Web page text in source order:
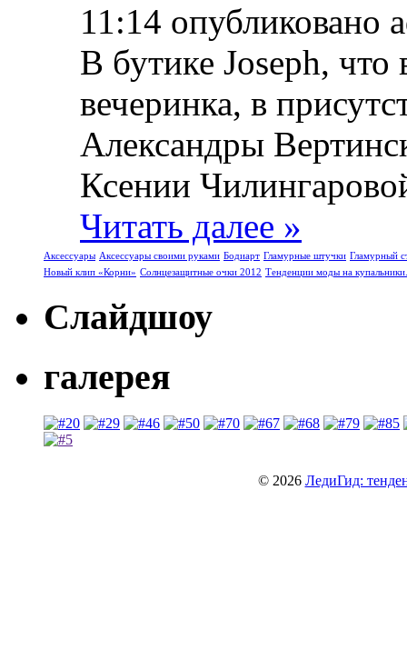
11:14 опубликовано
В бутике Joseph, что
вечеринка, в
Александры
Ксении
Читать далее »
Аксессуары Аксессуары своими руками Бодиарт Гламурные штучки Гламурный
Новый клип «Корни» Солнцезащитные очки 2012 Тенденции моды на купальники.
Слайдшоу
галерея
© 2026 ЛедиГид: